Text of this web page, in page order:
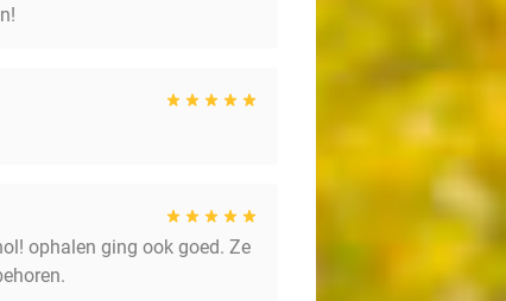
ophalen ging ook goed. Ze